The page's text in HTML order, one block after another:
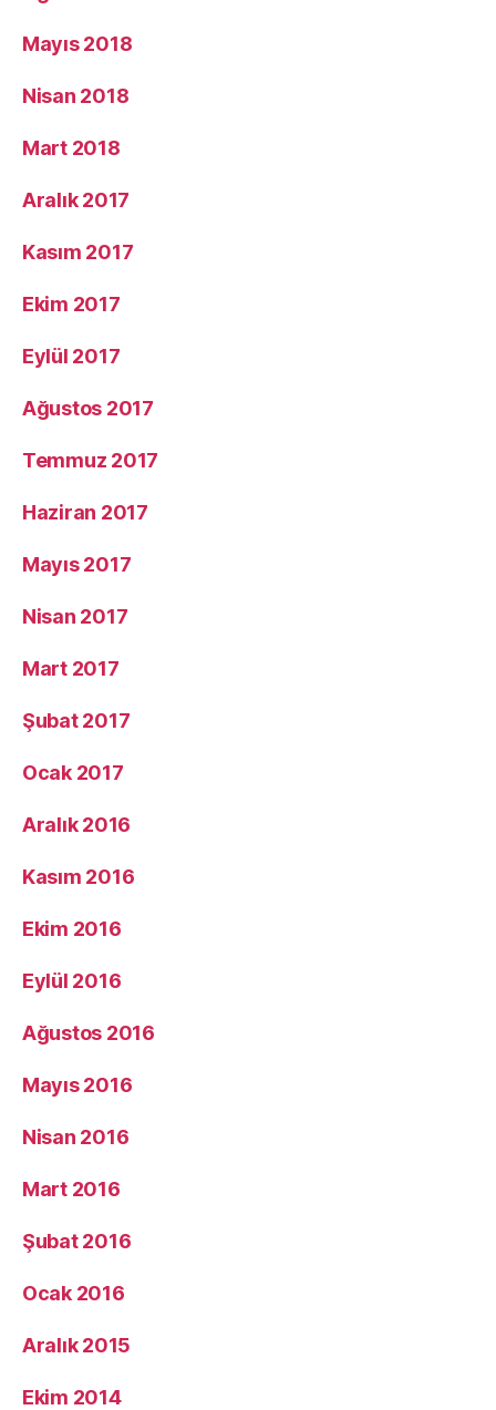
Mayıs 2018
Nisan 2018
Mart 2018
Aralık 2017
Kasım 2017
Ekim 2017
Eylül 2017
Ağustos 2017
Temmuz 2017
Haziran 2017
Mayıs 2017
Nisan 2017
Mart 2017
Şubat 2017
Ocak 2017
Aralık 2016
Kasım 2016
Ekim 2016
Eylül 2016
Ağustos 2016
Mayıs 2016
Nisan 2016
Mart 2016
Şubat 2016
Ocak 2016
Aralık 2015
Ekim 2014